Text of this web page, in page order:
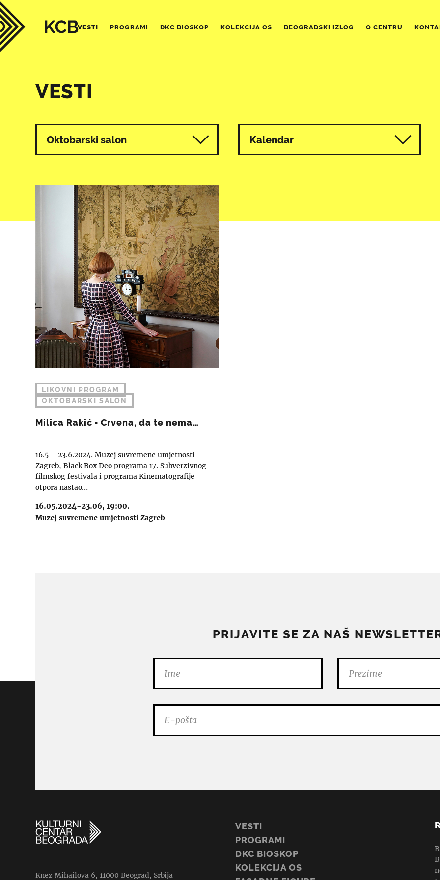
VESTI PROGRAMI DKC BIOSKOP KOLEKCIJA OS BEOGRADSKI IZLOG O CENTRU
VESTI
Svi programi
Oktobarski salon Kalendar
LIKOVNI PROGRAM
OKTOBARSKI SALON
Milica Rakić ▪︎ Crvena, da te nema…
16.5 – 23.6.2024. Muzej suvremene umjetnosti
Zagreb, Black Box Deo programa 17. Subverzivnog
filmskog festivala i programa Kinematografije
otpora nastao…
16.05.2024-23.06, 19:00.
Muzej suvremene umjetnosti Zagreb
PRIJAVITE SE ZA NAŠ
Knez Mihailova 6, 11000 Beograd, Srbija
VESTI
PROGRAMI
DKC BIOSKOP
KOLEKCIJA OS